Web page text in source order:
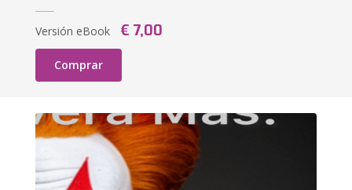
Versión eBook € 7,00
Comprar